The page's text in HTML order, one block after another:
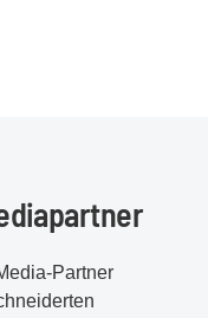
Partner